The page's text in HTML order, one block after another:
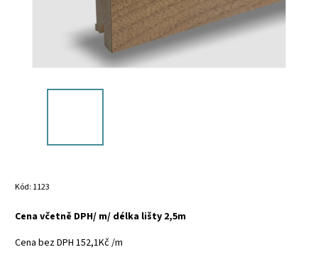
Kód: 1123
Cena včetně DPH/ m/ délka lišty 2,5m
Cena bez DPH 152,1Kč /m